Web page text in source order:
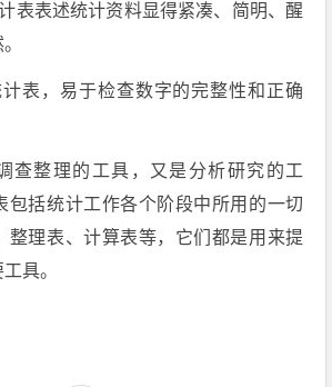
表表述统计资料显得紧凑、简明、醒
计表，易于检查数字的完整性和正确
查整理的工具，又是分析研究的工
包括统计工作各个阶段中所用的一切
整理表、计算表等，它们都是用来提
具。